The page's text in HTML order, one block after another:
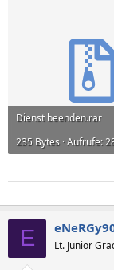
Dienst beenden.rar
235 Bytes · Aufrufe:
E Lt. Junior